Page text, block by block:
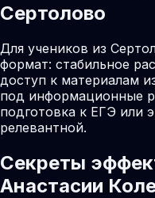
Сертолово
Для учеников из
формат: стабильное
доступ к материалам
под информационные
подготовка к ЕГЭ или
релевантной.
Секреты
Анастасии